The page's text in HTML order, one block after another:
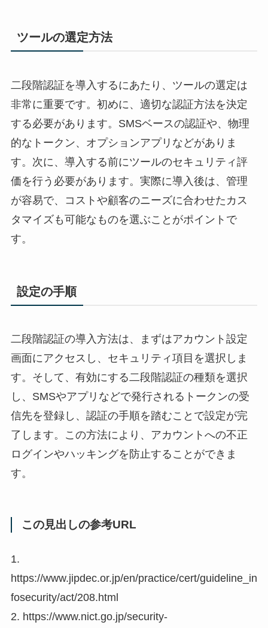
ツールの選定方法
二段階認証を導入するにあたり、ツールの選定は
非常に重要です。初めに、適切な認証方法を決定
する必要があります。SMSベースの認証や、物理
的なトークン、オプションアプリなどがありま
す。次に、導入する前にツールのセキュリティ評
価を行う必要があります。実際に導入後は、管理
が容易で、コストや顧客のニーズに合わせたカス
タマイズも可能なものを選ぶことがポイントで
す。
設定の手順
二段階認証の導入方法は、まずはアカウント設定
画面にアクセスし、セキュリティ項目を選択しま
す。そして、有効にする二段階認証の種類を選択
し、SMSやアプリなどで発行されるトークンの受
信先を登録し、認証の手順を踏むことで設定が完
了します。この方法により、アカウントへの不正
ログインやハッキングを防止することができま
す。
この見出しの参考URL
1.
https://www.jipdec.or.jp/en/practice/cert/guideline_in
fosecurity/act/208.html
2. https://www.nict.go.jp/security-